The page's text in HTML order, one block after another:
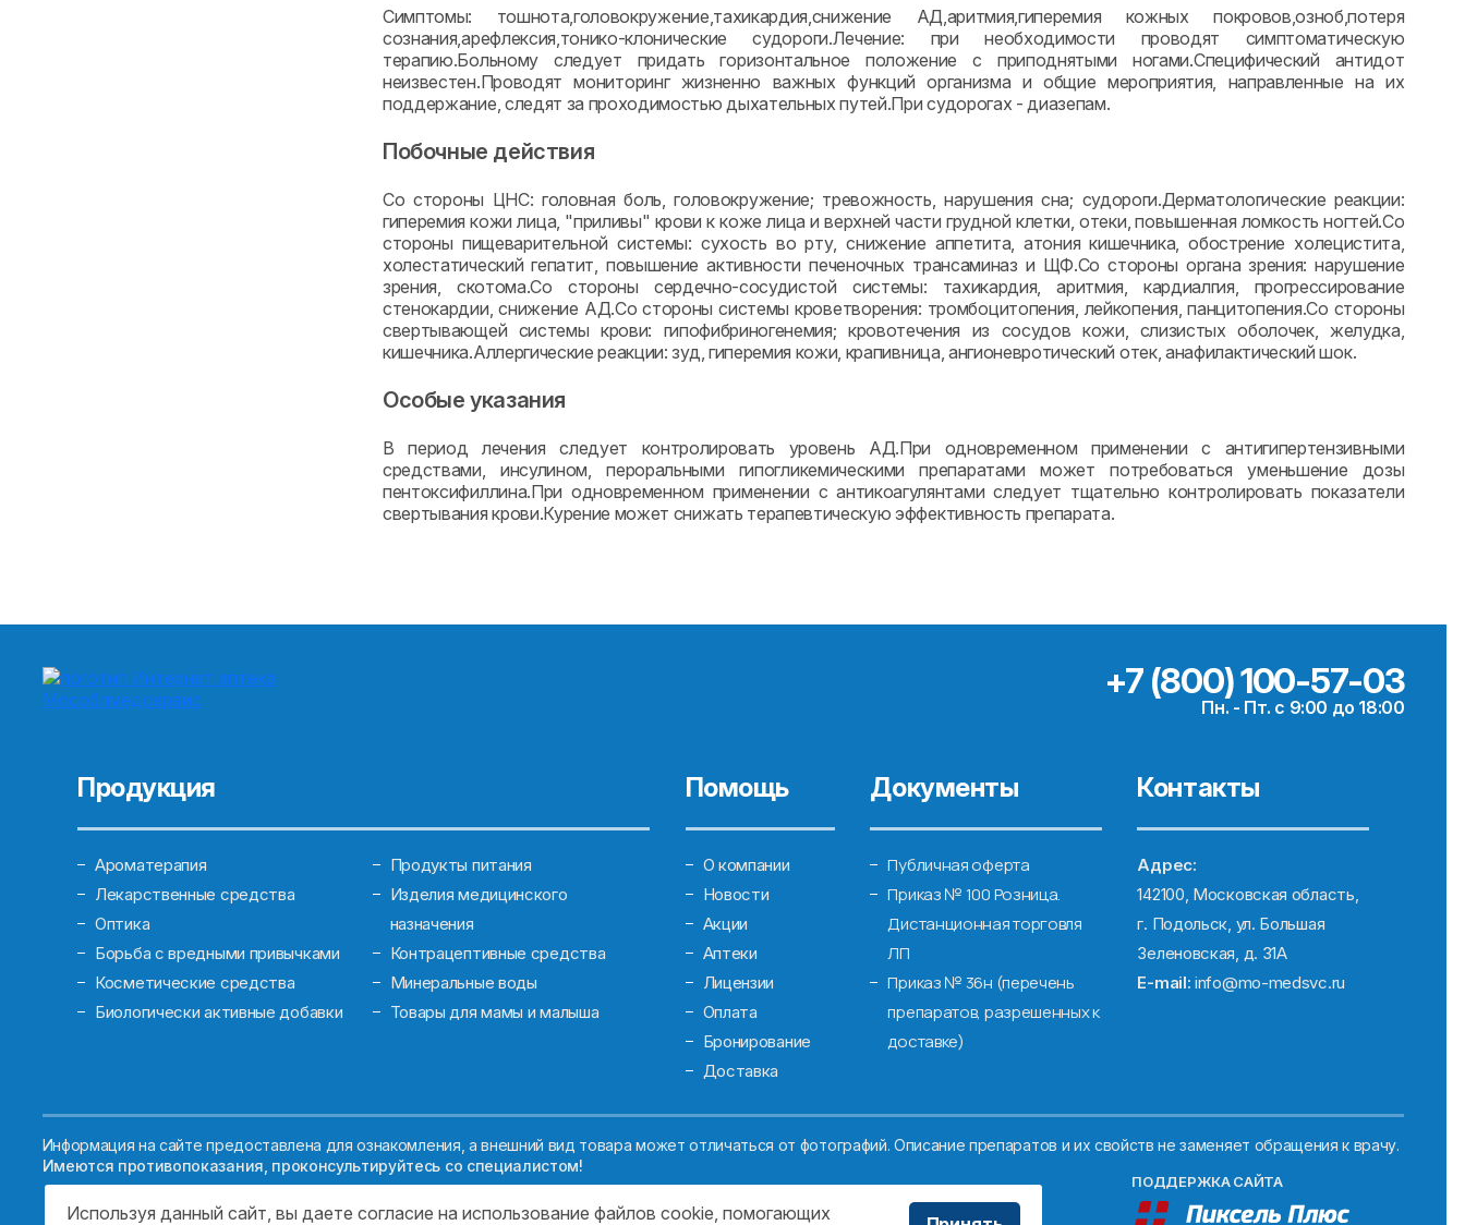
Cимптомы: тошнота,головокружение,тахикардия,снижение АД,аритмия,гиперемия кожных покровов,озноб,потеря
сознания,арефлексия,тонико-клонические судороги.Лечение: при необходимости проводят симптоматическую
терапию.Больному следует придать горизонтальное положение с приподнятыми ногами.Специфический антидот
неизвестен.Проводят мониторинг жизненно важных функций организма и общие мероприятия, направленные на их
поддержание, следят за проходимостью дыхательных путей.При судорогах - диазепам.
Побочные действия
Со стороны ЦНС: головная боль, головокружение; тревожность, нарушения сна; судороги.Дерматологические реакции:
гиперемия кожи лица, "приливы" крови к коже лица и верхней части грудной клетки, отеки, повышенная ломкость ногтей.Со
стороны пищеварительной системы: сухость во рту, снижение аппетита, атония кишечника, обострение холецистита,
холестатический гепатит, повышение активности печеночных трансаминаз и ЩФ.Со стороны органа зрения: нарушение
зрения, скотома.Со стороны сердечно-сосудистой системы: тахикардия, аритмия, кардиалгия, прогрессирование
стенокардии, снижение АД.Со стороны системы кроветворения: тромбоцитопения, лейкопения, панцитопения.Со стороны
свертывающей системы крови: гипофибриногенемия; кровотечения из сосудов кожи, слизистых оболочек, желудка,
кишечника.Аллергические реакции: зуд, гиперемия кожи, крапивница, ангионевротический отек, анафилактический шок.
Особые указания
В период лечения следует контролировать уровень АД.При одновременном применении с антигипертензивными
средствами, инсулином, пероральными гипогликемическими препаратами может потребоваться уменьшение дозы
пентоксифиллина.При одновременном применении с антикоагулянтами следует тщательно контролировать показатели
свертывания крови.Курение может снижать терапевтическую эффективность препарата.
+7 (800) 100-57-03
Пн. - Пт. с 9:00 до 18:00
Продукция
Ароматерапия
Лекарственные средства
Оптика
Борьба с вредными привычками
Косметические средства
Биологически активные добавки
Продукты питания
Изделия медицинского
назначения
Контрацептивные средства
Минеральные воды
Товары для мамы и малыша
Помощь
О компании
Новости
Акции
Аптеки
Лицензии
Оплата
Бронирование
Доставка
Документы
Публичная оферта
Приказ № 100 Розница.
Дистанционная торговля
ЛП
Приказ № 36н (перечень
препаратов, разрешенных к
доставке)
Контакты
Адрес:
142100, Московская область,
г. Подольск, ул. Большая
Зеленовская, д. 31А
E-mail: info@mo-medsvc.ru
Информация на сайте предоставлена для ознакомления, а внешний вид товара может отличаться от фотографий. Описание препаратов и их свойств не заменяет обращения к врачу.
Имеются противопоказания, проконсультируйтесь со специалистом!
ПОДДЕРЖКА САЙТА
Используя данный сайт, вы даете согласие на использование файлов cookie, помогающих